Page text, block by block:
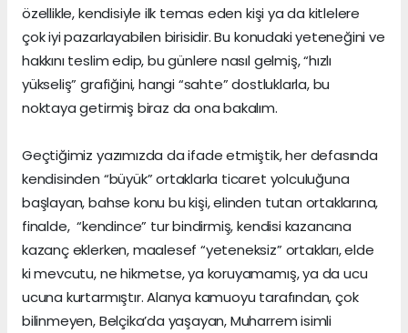
özellikle, kendisiyle ilk temas eden kişi ya da kitlelere
çok iyi pazarlayabilen birisidir. Bu konudaki yeteneğini ve
hakkını teslim edip, bu günlere nasıl gelmiş, “hızlı
yükseliş” grafiğini, hangi “sahte” dostluklarla, bu
noktaya getirmiş biraz da ona bakalım.
Geçtiğimiz yazımızda da ifade etmiştik, her defasında
kendisinden “büyük” ortaklarla ticaret yolculuğuna
başlayan, bahse konu bu kişi, elinden tutan ortaklarına,
finalde, “kendince” tur bindirmiş, kendisi kazancına
kazanç eklerken, maalesef “yeteneksiz” ortakları, elde
ki mevcutu, ne hikmetse, ya koruyamamış, ya da ucu
ucuna kurtarmıştır. Alanya kamuoyu tarafından, çok
bilinmeyen, Belçika’da yaşayan, Muharrem isimli